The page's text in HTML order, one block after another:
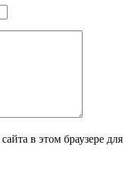
в этом браузере для